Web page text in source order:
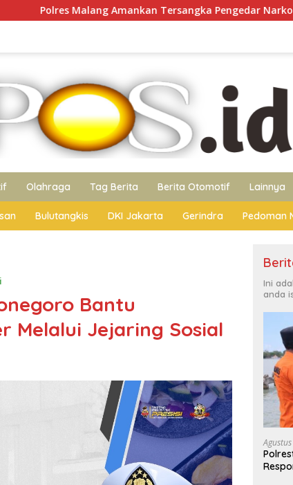
Tersangka Pengedar Narkoba di Kepanjen, Sita
Olahraga Tag Berita Berita Otomotif Lainnya
Bulutangkis DKI Jakarta Gerindra Pedoman
Bantu
Melalui Jejaring Sosial
Ini
anda